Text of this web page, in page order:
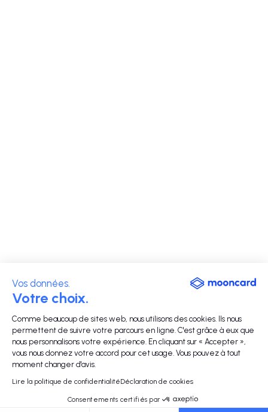
Vos données.
Votre choix.
Comme beaucoup de sites web, nous utilisons des cookies. Ils nous
permettent de suivre votre parcours en ligne. C'est grâce à eux que
nous personnalisons votre expérience. En cliquant sur « Accepter »,
vous nous donnez votre accord pour cet usage. Vous pouvez à tout
moment changer d'avis.
Lire la politique de confidentialitéDéclaration de cookies
Consentements certifiés par